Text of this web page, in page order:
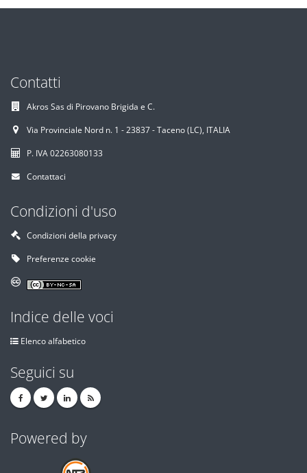
Contatti
Akros Sas di Pirovano Brigida e C.
Via Provinciale Nord n. 1 - 23837 - Taceno (LC), ITALIA
P. IVA 02263080133
Contattaci
Condizioni d'uso
Condizioni della privacy
Preferenze cookie
Indice delle voci
Elenco alfabetico
Seguici su
Powered by